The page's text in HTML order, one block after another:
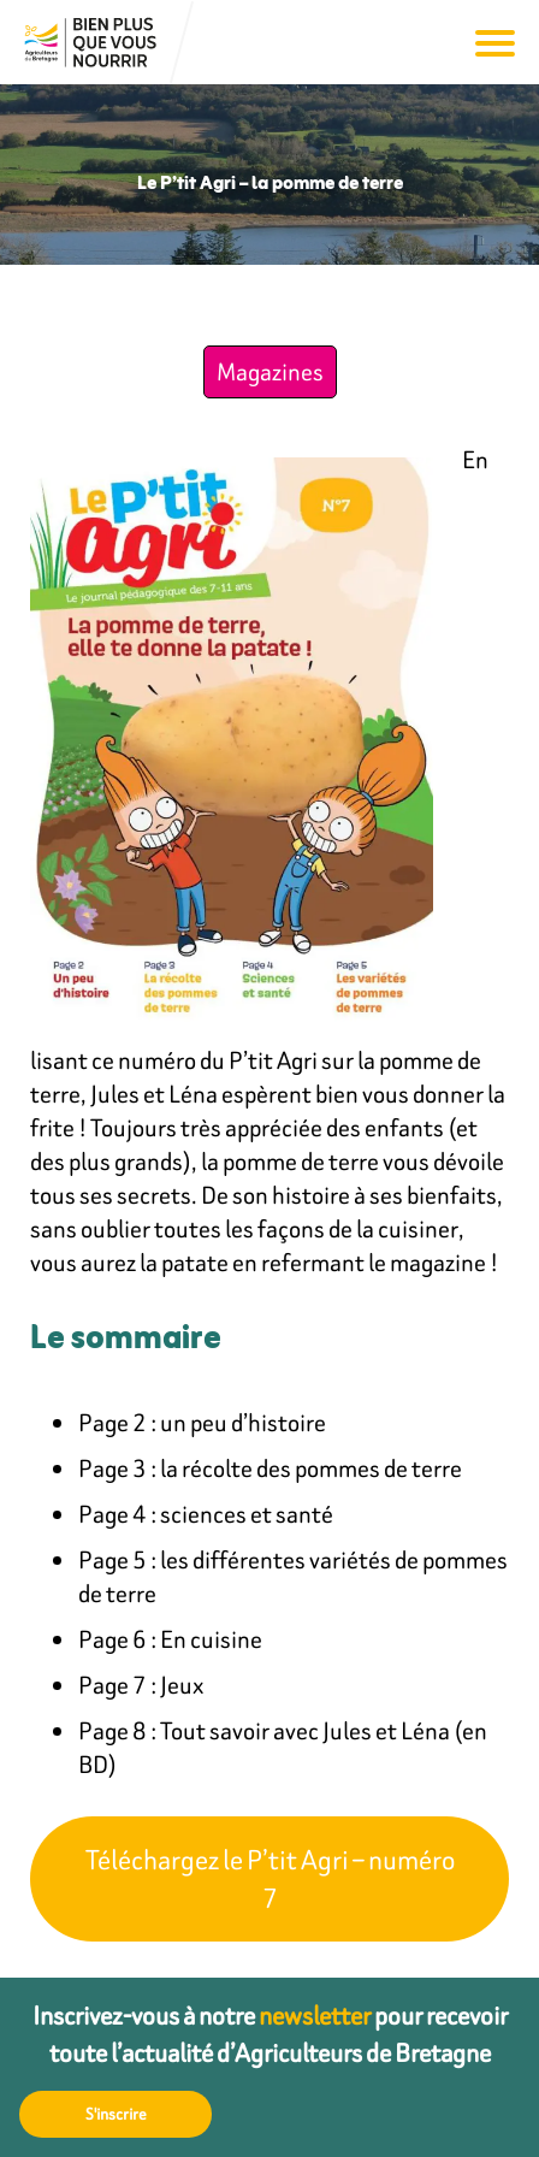
Le P’tit Agri – la pomme de terre
Magazines
En
lisant ce numéro du P’tit Agri sur la pomme de
terre, Jules et Léna espèrent bien vous donner la
frite ! Toujours très appréciée des enfants (et
des plus grands), la pomme de terre vous dévoile
tous ses secrets. De son histoire à ses bienfaits,
sans oublier toutes les façons de la cuisiner,
vous aurez la patate en refermant le magazine !
Le sommaire
Page 2 : un peu d’histoire
Page 3 : la récolte des pommes de terre
Page 4 : sciences et santé
Page 5 : les différentes variétés de pommes
de terre
Page 6 : En cuisine
Page 7 : Jeux
Page 8 : Tout savoir avec Jules et Léna (en
BD)
Téléchargez le P’tit Agri – numéro
7
Inscrivez-vous à notrenewsletterpour recevoir
toute l’actualité d’Agriculteurs de Bretagne
S'inscrire